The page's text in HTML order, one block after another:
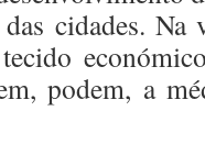
das cidades. Na
podem, a